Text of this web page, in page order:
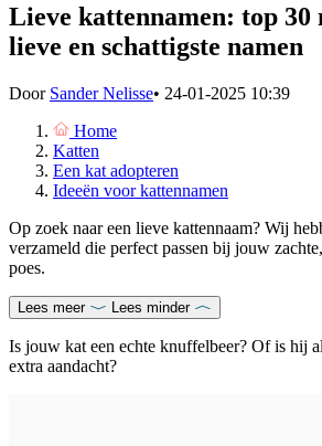
Lieve kattennamen: top 30
lieve en schattigste namen
Door Sander Nelisse• 24-01-2025 10:39
Home
Katten
Een kat adopteren
Ideeën voor kattennamen
Op zoek naar een lieve kattennaam? Wij
verzameld die perfect passen bij jouw
poes.
Lees meer Lees minder
Is jouw kat een echte knuffelbeer? Of is hij
extra aandacht?